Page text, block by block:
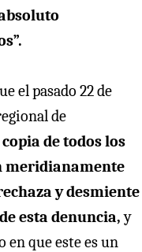
el pasado 22 de
de
de todos los
meridianamente
y desmiente
esta denuncia,y
que este es un